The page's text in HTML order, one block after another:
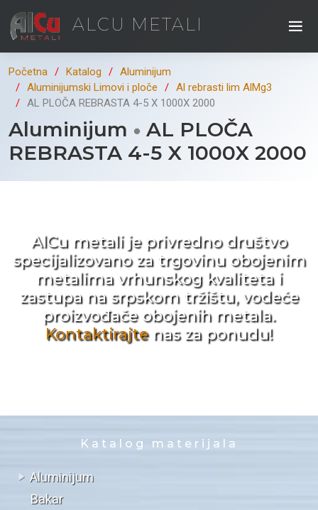
ALCU METALI
Početna Katalog
Aluminijum
Aluminijumski Limovi i ploče
Al rebrasti lim AlMg3
AL PLOČA REBRASTA 4-5 X 1000X 2000
Aluminijum
AL PLOČA
REBRASTA 4-5 X 1000X 2000
AlCu metali je privredno društvo
specijalizovano za trgovinu obojenim
metalima vrhunskog kvaliteta i
zastupa na srpskom tržištu, vodeće
proizvođače obojenih metala.
Kontaktirajtenas za ponudu!
Katalog materijala
Aluminijum
Bakar